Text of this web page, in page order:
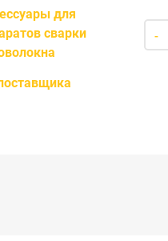
для
сварки
-